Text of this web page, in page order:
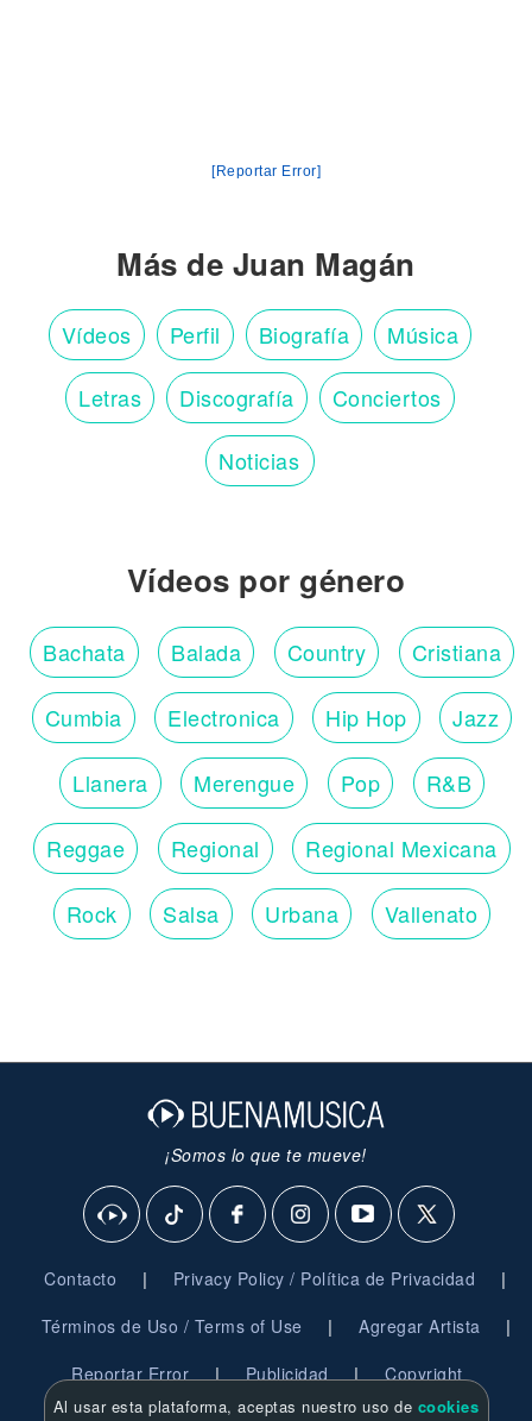
[Reportar Error]
Más de Juan Magán
Vídeos Perfil Biografía Música
Letras Discografía Conciertos
Noticias
Vídeos por género
Bachata Balada Country Cristiana
Cumbia Electronica Hip Hop Jazz
Llanera Merengue Pop R&B
Reggae Regional Regional Mexicana
Rock Salsa Urbana Vallenato
¡Somos lo que te mueve!
Contacto | Privacy Policy / Política de Privacidad |
Términos de Uso / Terms of Use | Agregar Artista |
Reportar Error | Publicidad | Copyright
Al usar esta plataforma, aceptas nuestro uso de cookies